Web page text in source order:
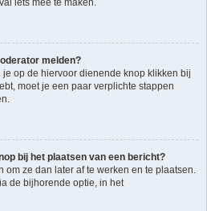
iets mee te maken.
melden?
op de hiervoor dienende knop klikken bij
moet je een paar verplichte stappen
bij het plaatsen van een bericht?
om ze dan later af te werken en te plaatsen.
de bijhorende optie, in het